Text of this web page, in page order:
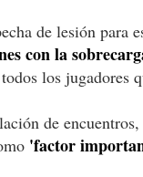
de lesión para
con la
los jugadores
de
'factor